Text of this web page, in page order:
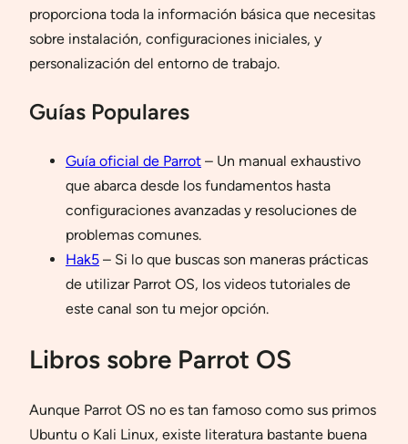
proporciona toda la información básica que necesitas
sobre instalación, configuraciones iniciales, y
personalización del entorno de trabajo.
Guías Populares
Guía oficial de Parrot – Un manual exhaustivo
que abarca desde los fundamentos hasta
configuraciones avanzadas y resoluciones de
problemas comunes.
Hak5 – Si lo que buscas son maneras prácticas
de utilizar Parrot OS, los videos tutoriales de
este canal son tu mejor opción.
Libros sobre Parrot OS
Aunque Parrot OS no es tan famoso como sus primos
Ubuntu o Kali Linux, existe literatura bastante buena